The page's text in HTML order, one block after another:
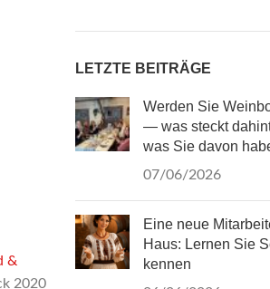
&
2020
LETZTE BEITRÄGE
Werden Sie
— was steckt
was Sie davon
07/06/2026
Eine neue
Haus: Lernen Sie
kennen